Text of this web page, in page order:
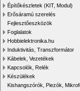
Építőkészletek (KIT, Modul)
Erősáramú szerelés
Fejlesztőeszközök
Foglalatok
Hobbielektronika.hu
Induktivitás, Transzformátor
Kábelek, Vezetékek
Kapcsolók, Relék
Készülékek
Kishangszórók, Piezók,